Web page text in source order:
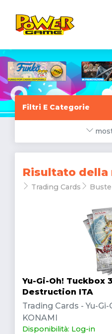
Filtri E Categorie
Risultato della
Trading Cards Buste
Yu-Gi-Oh! Tuckbox
Destruction ITA
Trading Cards - Yu-
KONAMI
Disponibilità: Log-in